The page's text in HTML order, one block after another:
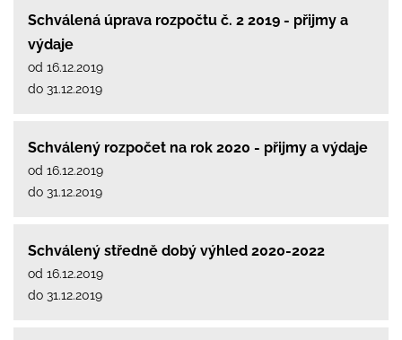
Schválená úprava rozpočtu č. 2 2019 - přijmy a
výdaje
od 16.12.2019
do 31.12.2019
Schválený rozpočet na rok 2020 - přijmy a výdaje
od 16.12.2019
do 31.12.2019
Schválený středně dobý výhled 2020-2022
od 16.12.2019
do 31.12.2019